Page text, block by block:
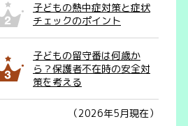
子どもの熱中症対策と症状
チェックのポイント
子どもの留守番は何歳か
ら？保護者不在時の安全対
策を考える
（2026年5月現在）